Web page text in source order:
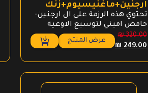
ارجنين+ماغنيسيوم+زنك
تحتوي هذه الرزمة على ال ارجنين-
حامض اميني لتوسيع الاوعية
الدموية وضخ الاوكسجين
للعضلات ماغنيسيوم-لمنع
زنك-تعزيز صحة الجسم
₪320.00
السعر
هو:
₪ 320.00.
₪249.00
السعر
هو:
₪ 249.00.
عرض المنتج